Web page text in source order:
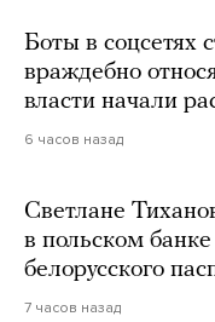
Боты в соцсетях
враждебно
власти начали
6 часов назад
Светлане
в польском
белорусского
7 часов назад